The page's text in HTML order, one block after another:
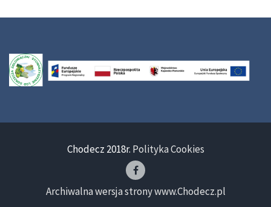
Chodecz 2018r. Polityka Cookies
Archiwalna wersja strony www.Chodecz.pl